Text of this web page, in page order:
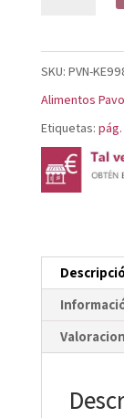
SKU: PVN-
Alimentos
Etiquetas: pág.